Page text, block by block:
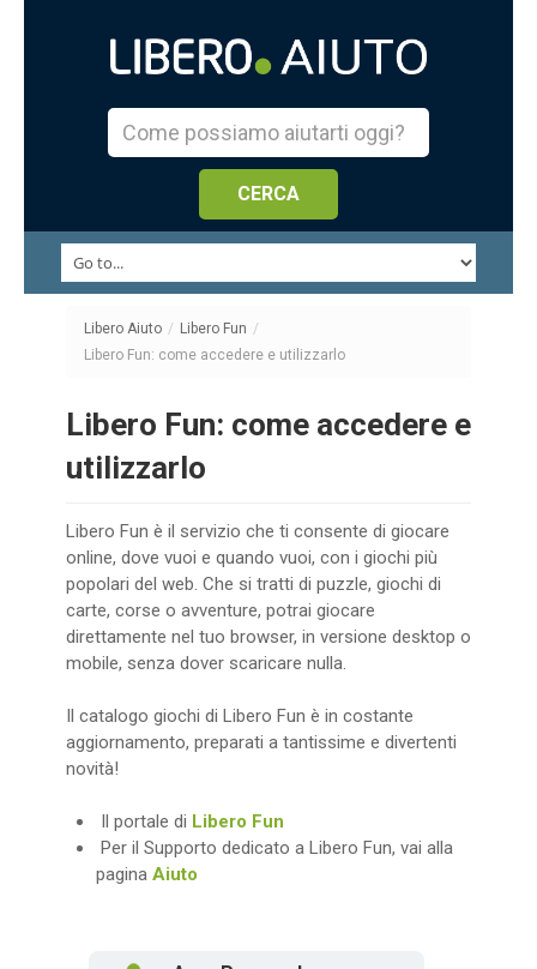
Libero Aiuto / Libero Fun /
Libero Fun: come accedere e utilizzarlo
Libero Fun: come accedere e
utilizzarlo
Libero Fun è il servizio che ti consente di giocare
online, dove vuoi e quando vuoi, con i giochi più
popolari del web. Che si tratti di puzzle, giochi di
carte, corse o avventure, potrai giocare
direttamente nel tuo browser, in versione desktop o
mobile, senza dover scaricare nulla.
Il catalogo giochi di Libero Fun è in costante
aggiornamento, preparati a tantissime e divertenti
novità!
Il portale di Libero Fun
Per il Supporto dedicato a Libero Fun, vai alla
pagina Aiuto